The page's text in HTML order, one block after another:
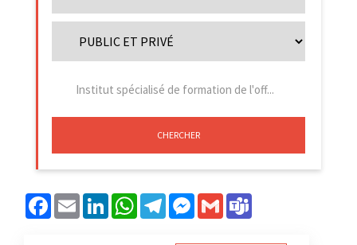
CHERCHER
Facebook
Email LinkedInWhatsAppTelegramMessenger
Gmail